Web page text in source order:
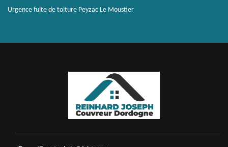
Urgence fuite de toiture Peyzac Le Moustier